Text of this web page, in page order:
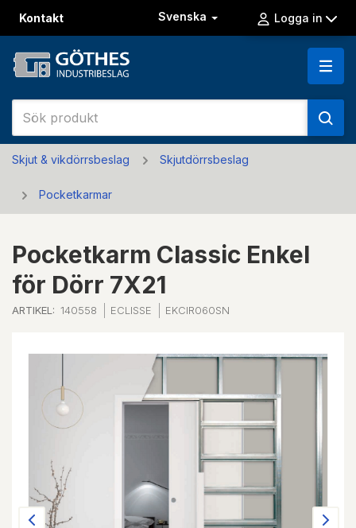
Kontakt Svenska Logga in
Skjut & vikdörrsbeslag Skjutdörrsbeslag
Pocketkarmar
Pocketkarm Classic Enkel
för Dörr 7X21
ARTIKEL: 140558 ECLISSE EKCIR060SN
Next